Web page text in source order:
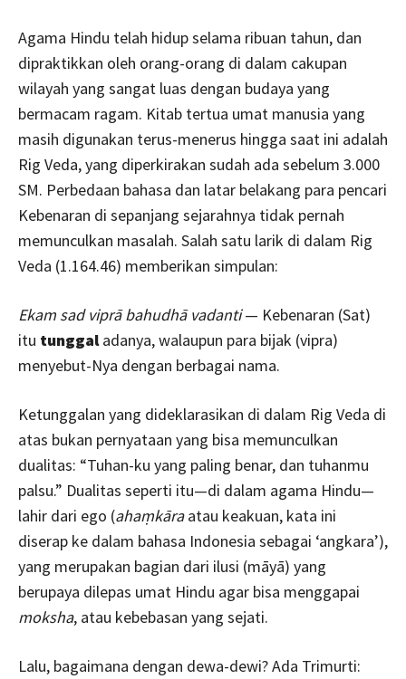
Agama Hindu telah hidup selama ribuan tahun, dan
dipraktikkan oleh orang-orang di dalam cakupan
wilayah yang sangat luas dengan budaya yang
bermacam ragam. Kitab tertua umat manusia yang
masih digunakan terus-menerus hingga saat ini adalah
Rig Veda, yang diperkirakan sudah ada sebelum 3.000
SM. Perbedaan bahasa dan latar belakang para pencari
Kebenaran di sepanjang sejarahnya tidak pernah
memunculkan masalah. Salah satu larik di dalam Rig
Veda (1.164.46) memberikan simpulan:
Ekam sad viprā bahudhā vadanti— Kebenaran (Sat)
itu tunggaladanya, walaupun para bijak (vipra)
menyebut-Nya dengan berbagai nama.
Ketunggalan yang dideklarasikan di dalam Rig Veda di
atas bukan pernyataan yang bisa memunculkan
dualitas: “Tuhan-ku yang paling benar, dan tuhanmu
palsu.” Dualitas seperti itu—di dalam agama Hindu—
lahir dari ego (ahaṃkāraatau keakuan, kata ini
diserap ke dalam bahasa Indonesia sebagai ‘angkara’),
yang merupakan bagian dari ilusi (māyā) yang
berupaya dilepas umat Hindu agar bisa menggapai
moksha, atau kebebasan yang sejati.
Lalu, bagaimana dengan dewa-dewi? Ada Trimurti: